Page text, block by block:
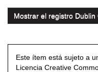
Mostrar el registro
Este ítem está sujeto a
Licencia Creative